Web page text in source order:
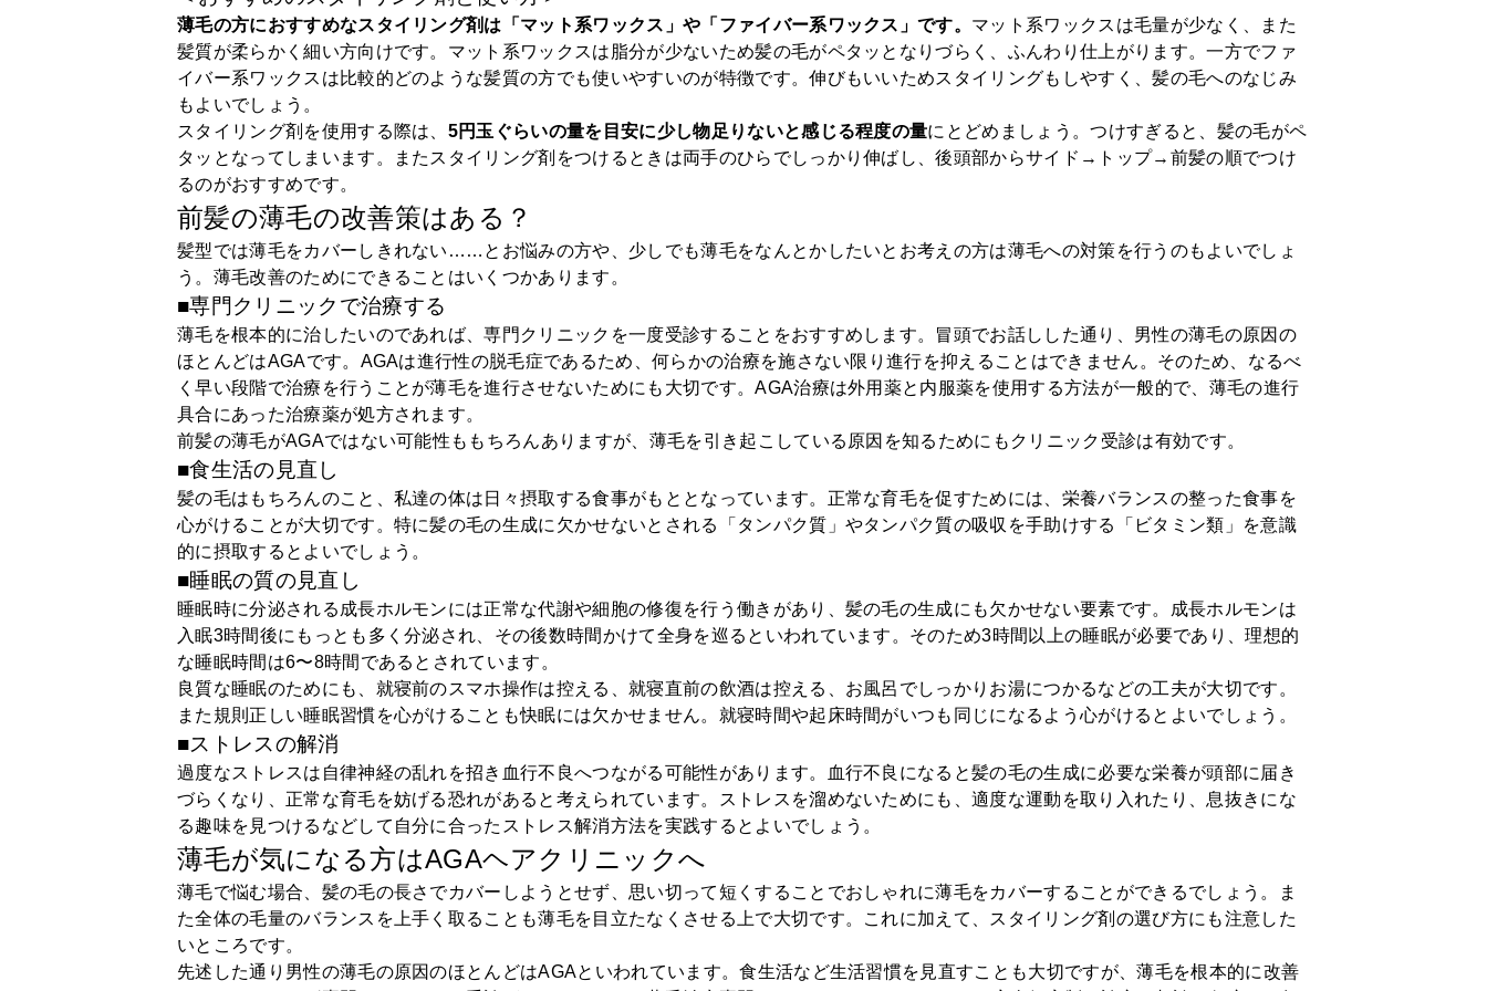
薄毛の方におすすめなスタイリング剤は「マット系ワックス」や「ファイバー系ワックス」です。 マット系ワックスは毛量が少なく、また
髪質が柔らかく細い方向けです。マット系ワックスは脂分が少ないため髪の毛がペタッとなりづらく、ふんわり仕上がります。一方でファ
イバー系ワックスは比較的どのような髪質の方でも使いやすいのが特徴です。伸びもいいためスタイリングもしやすく、髪の毛へのなじみ
もよいでしょう。
スタイリング剤を使用する際は、 5円玉ぐらいの量を目安に少し物足りないと感じる程度の量にとどめましょう。つけすぎると、髪の毛がペ
タッとなってしまいます。またスタイリング剤をつけるときは両手のひらでしっかり伸ばし、後頭部からサイド→トップ→前髪の順でつけ
るのがおすすめです。
前髪の薄毛の改善策はある？
髪型では薄毛をカバーしきれない……とお悩みの方や、少しでも薄毛をなんとかしたいとお考えの方は薄毛への対策を行うのもよいでしょ
う。薄毛改善のためにできることはいくつかあります。
■専門クリニックで治療する
薄毛を根本的に治したいのであれば、専門クリニックを一度受診することをおすすめします。冒頭でお話しした通り、男性の薄毛の原因の
ほとんどはAGAです。AGAは進行性の脱毛症であるため、何らかの治療を施さない限り進行を抑えることはできません。そのため、なるべ
く早い段階で治療を行うことが薄毛を進行させないためにも大切です。AGA治療は外用薬と内服薬を使用する方法が一般的で、薄毛の進行
具合にあった治療薬が処方されます。
前髪の薄毛がAGAではない可能性ももちろんありますが、薄毛を引き起こしている原因を知るためにもクリニック受診は有効です。
■食生活の見直し
髪の毛はもちろんのこと、私達の体は日々摂取する食事がもととなっています。正常な育毛を促すためには、栄養バランスの整った食事を
心がけることが大切です。特に髪の毛の生成に欠かせないとされる「タンパク質」やタンパク質の吸収を手助けする「ビタミン類」を意識
的に摂取するとよいでしょう。
■睡眠の質の見直し
睡眠時に分泌される成長ホルモンには正常な代謝や細胞の修復を行う働きがあり、髪の毛の生成にも欠かせない要素です。成長ホルモンは
入眠3時間後にもっとも多く分泌され、その後数時間かけて全身を巡るといわれています。そのため3時間以上の睡眠が必要であり、理想的
な睡眠時間は6〜8時間であるとされています。
良質な睡眠のためにも、就寝前のスマホ操作は控える、就寝直前の飲酒は控える、お風呂でしっかりお湯につかるなどの工夫が大切です。
また規則正しい睡眠習慣を心がけることも快眠には欠かせません。就寝時間や起床時間がいつも同じになるよう心がけるとよいでしょう。
■ストレスの解消
過度なストレスは自律神経の乱れを招き血行不良へつながる可能性があります。血行不良になると髪の毛の生成に必要な栄養が頭部に届き
づらくなり、正常な育毛を妨げる恐れがあると考えられています。ストレスを溜めないためにも、適度な運動を取り入れたり、息抜きにな
る趣味を見つけるなどして自分に合ったストレス解消方法を実践するとよいでしょう。
薄毛が気になる方はAGAヘアクリニックへ
薄毛で悩む場合、髪の毛の長さでカバーしようとせず、思い切って短くすることでおしゃれに薄毛をカバーすることができるでしょう。ま
た全体の毛量のバランスを上手く取ることも薄毛を目立たなくさせる上で大切です。これに加えて、スタイリング剤の選び方にも注意した
いところです。
先述した通り男性の薄毛の原因のほとんどはAGAといわれています。食生活など生活習慣を見直すことも大切ですが、薄毛を根本的に改善